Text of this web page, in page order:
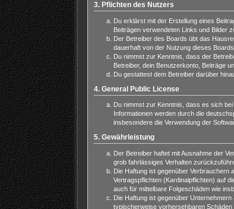
3. Pflichten des Nutzers
Du erklärst mit der Erstellung eines
Beiträgen verwendeten Links und Bilder
Der Betreiber des Boards übt das
dauerhaft von der Nutzung dieses
Du nimmst zur Kenntnis, dass der
Betreiber, dein Benutzerkonto, Beiträge
Du gestattest dem Betreiber darüber
4. General Public License
Du nimmst zur Kenntnis, dass es sich
Informationen werden durch die
insbesondere die Verwendung der
5. Gewährleistung
Der Betreiber haftet mit Ausnahme der
grob fahrlässiges Verhalten
Die Haftung ist gegenüber Verbrauchern
Vertragspflichten (Kardinalpflichten) auf
auch für mittelbare Folgeschäden wie
Die Haftung ist gegenüber
typischerweise vorhersehbaren